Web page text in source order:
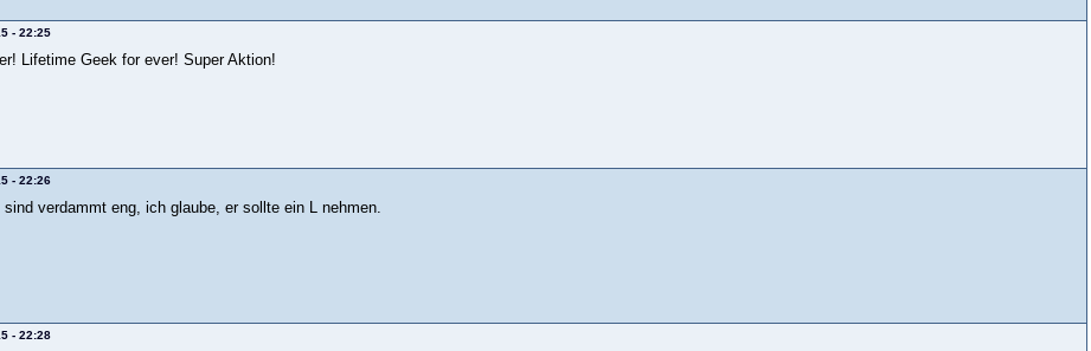
- 22:25
Lifetime Geek for ever! Super Aktion!
- 22:26
sind verdammt eng, ich glaube, er sollte ein L nehmen.
- 22:28